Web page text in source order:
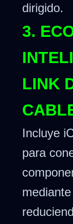
dirigido.
3.
LINK
Incluye
para